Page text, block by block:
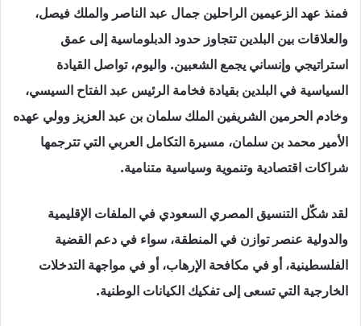
فمنذ عهد الزعيمين الراحلين جمال عبد الناصر والملك فيصل،
والعلاقات بين البلدين تتجاوز حدود الدبلوماسية إلى عمق
استراتيجي وإنساني يجمع الشعبين. واليوم، تواصل القيادة
السياسية في البلدين بقيادة فخامة الرئيس عبد الفتاح السيسي،
وخادم الحرمين الشريفين الملك سلمان بن عبد العزيز وولي عهده
الأمير محمد بن سلمان، مسيرة التكامل العربي التي تترجمها
شراكات اقتصادية وتنموية وسياسية متنامية.
لقد شكّل التنسيق المصري السعودي في الملفات الإقليمية
والدولية عنصر توازن في المنطقة، سواء في دعم القضية
الفلسطينية، أو في مكافحة الإرهاب، أو في مواجهة التدخلات
الخارجية التي تسعى إلى تفكيك الكيانات الوطنية.